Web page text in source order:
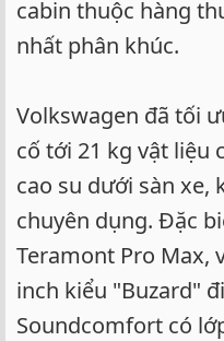
cabin thuộc hàng
nhất phân khúc.
Volkswagen đã tối
cố tới 21 kg vật liệu
cao su dưới sàn xe,
chuyên dụng. Đặc
Teramont Pro Max,
inch kiểu "Buzard"
Soundcomfort có